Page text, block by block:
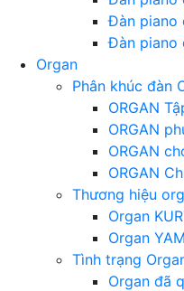
Đàn piano
Đàn piano
Organ
Phân khúc đàn
ORGAN
ORGAN
ORGAN
ORGAN
Thương hiệu
Organ
Organ
Tình trạng
Organ đã